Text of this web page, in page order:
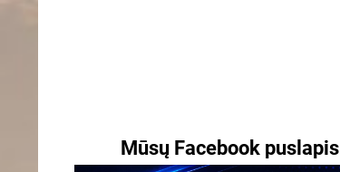
Mūsų Facebook puslapis